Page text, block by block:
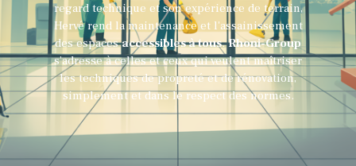
regard technique et son expérience de terrain,
Hervé rend la maintenance et l'assainissement
des espacesaccessibles à tous.Rhoni-Group
s’adresse à celles et ceux qui veulent maîtriser
les techniques de propreté et de rénovation,
simplement et dans le respect des normes.